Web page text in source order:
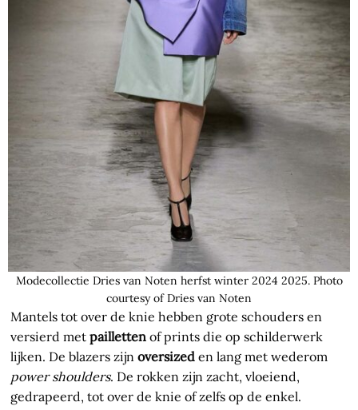
Modecollectie Dries van Noten herfst winter 2024 2025. Photo
courtesy of Dries van Noten
Mantels tot over de knie hebben grote schouders en
versierd metpailletten of prints die op schilderwerk
lijken. De blazers zijnoversized en lang met wederom
power shoulders. De rokken zijn zacht, vloeiend,
gedrapeerd, tot over de knie of zelfs op de enkel.